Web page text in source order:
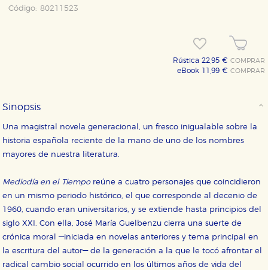
Código: 80211523
Rústica 22,95 €COMPRAR
eBook 11,99 €COMPRAR
Sinopsis
Una magistral novela generacional, un fresco inigualable sobre la
historia española reciente de la mano de uno de los nombres
mayores de nuestra literatura.
Mediodía en el Tiemporeúne a cuatro personajes que coincidieron
en un mismo periodo histórico, el que corresponde al decenio de
1960, cuando eran universitarios, y se extiende hasta principios del
siglo XXI. Con ella, José María Guelbenzu cierra una suerte de
crónica moral —iniciada en novelas anteriores y tema principal en
la escritura del autor— de la generación a la que le tocó afrontar el
radical cambio social ocurrido en los últimos años de vida del